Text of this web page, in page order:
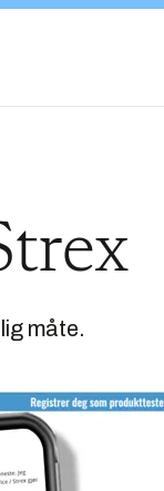
måte.